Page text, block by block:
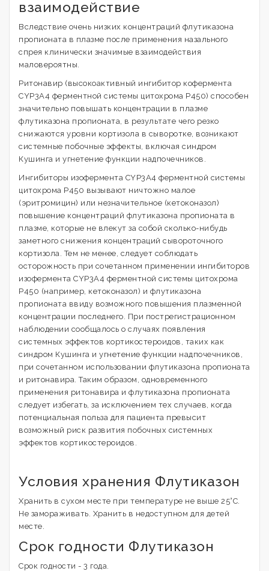
взаимодействие
Вследствие очень низких концентраций флутиказона
пропионата в плазме после применения назального
спрея клинически значимые взаимодействия
маловероятны.
Ритонавир (высокоактивный ингибитор кофермента
CYP3A4 ферментной системы цитохрома Р450) способен
значительно повышать концентрации в плазме
флутиказона пропионата, в результате чего резко
снижаются уровни кортизола в сыворотке, возникают
системные побочные эффекты, включая синдром
Кушинга и угнетение функции надпочечников.
Ингибиторы изофермента CYP3A4 ферментной системы
цитохрома Р450 вызывают ничтожно малое
(эритромицин) или незначительное (кетоконазол)
повышение концентраций флутиказона пропионата в
плазме, которые не влекут за собой сколько-нибудь
заметного снижения концентраций сывороточного
кортизола. Тем не менее, следует соблюдать
осторожность при сочетанном применении ингибиторов
изофермента CYP3A4 ферментной системы цитохрома
Р450 (например, кетоконазол) и флутиказона
пропионата ввиду возможного повышения плазменной
концентрации последнего. При пострегистрационном
наблюдении сообщалось о случаях появления
системных эффектов кортикостероидов, таких как
синдром Кушинга и угнетение функции надпочечников,
при сочетанном использовании флутиказона пропионата
и ритонавира. Таким образом, одновременного
применения ритонавира и флутиказона пропионата
следует избегать, за исключением тех случаев, когда
потенциальная польза для пациента превысит
возможный риск развития побочных системных
эффектов кортикостероидов.
Условия хранения Флутиказон
Хранить в сухом месте при температуре не выше 25°С.
Не замораживать. Хранить в недоступном для детей
месте.
Срок годности Флутиказон
Срок годности - 3 года.